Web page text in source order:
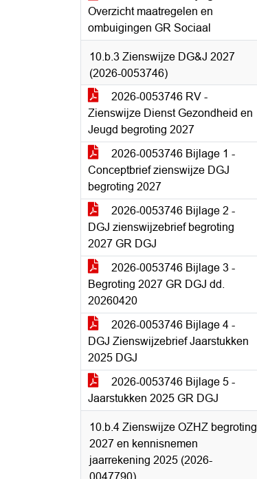
Overzicht maatregelen en
ombuigingen GR Sociaal
10.b.3 Zienswijze DG&J 2027
(2026-0053746)
2026-0053746 RV -
Zienswijze Dienst Gezondheid en
Jeugd begroting 2027
2026-0053746 Bijlage 1 -
Conceptbrief zienswijze DGJ
begroting 2027
2026-0053746 Bijlage 2 -
DGJ zienswijzebrief begroting
2027 GR DGJ
2026-0053746 Bijlage 3 -
Begroting 2027 GR DGJ dd.
20260420
2026-0053746 Bijlage 4 -
DGJ Zienswijzebrief Jaarstukken
2025 DGJ
2026-0053746 Bijlage 5 -
Jaarstukken 2025 GR DGJ
10.b.4 Zienswijze OZHZ begroting
2027 en kennisnemen
jaarrekening 2025 (2026-
0047790)